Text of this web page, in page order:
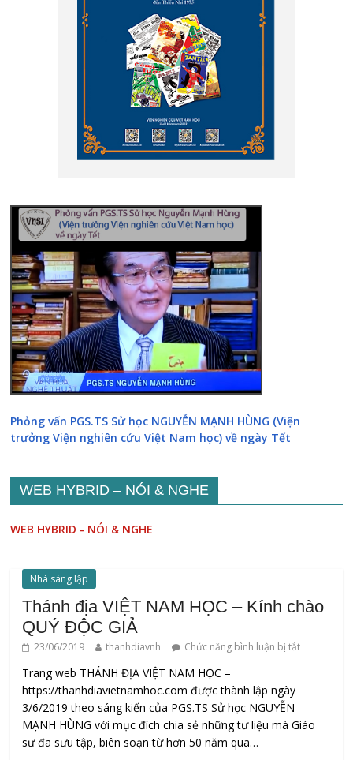
Phỏng vấn PGS.TS Sử học NGUYỄN MẠNH HÙNG (Viện
trưởng Viện nghiên cứu Việt Nam học) về ngày Tết
WEB HYBRID – NÓI & NGHE
WEB HYBRID - NÓI & NGHE
Nhà sáng lập
Thánh địa VIỆT NAM HỌC – Kính chào
QUÝ ĐỘC GIẢ
23/06/2019 thanhdiavnh Chức năng bình luận bị tắt
Trang web THÁNH ĐỊA VIỆT NAM HỌC –
https://thanhdiavietnamhoc.com được thành lập ngày
3/6/2019 theo sáng kiến của PGS.TS Sử học NGUYỄN
MẠNH HÙNG với mục đích chia sẻ những tư liệu mà Giáo
sư đã sưu tập, biên soạn từ hơn 50 năm qua…